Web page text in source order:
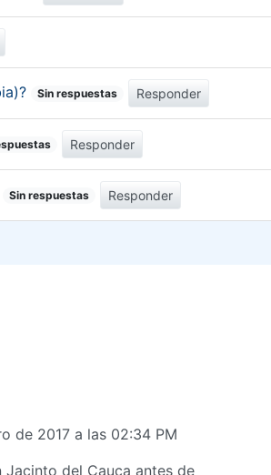
Sin respuestas Responder
Responder
Sin respuestas Responder
de 2017 a las 02:34 PM
del Cauca antes de